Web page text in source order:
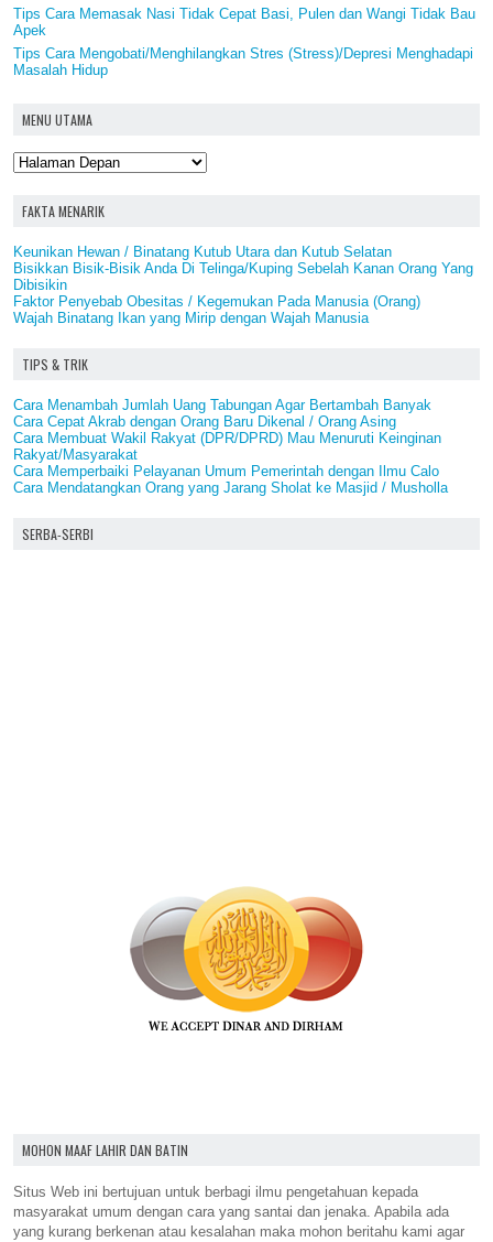
Tips Cara Memasak Nasi Tidak Cepat Basi, Pulen dan Wangi Tidak Bau
Apek
Tips Cara Mengobati/Menghilangkan Stres (Stress)/Depresi Menghadapi
Masalah Hidup
MENU UTAMA
FAKTA MENARIK
Keunikan Hewan / Binatang Kutub Utara dan Kutub Selatan
Bisikkan Bisik-Bisik Anda Di Telinga/Kuping Sebelah Kanan Orang Yang
Dibisikin
Faktor Penyebab Obesitas / Kegemukan Pada Manusia (Orang)
Wajah Binatang Ikan yang Mirip dengan Wajah Manusia
TIPS & TRIK
Cara Menambah Jumlah Uang Tabungan Agar Bertambah Banyak
Cara Cepat Akrab dengan Orang Baru Dikenal / Orang Asing
Cara Membuat Wakil Rakyat (DPR/DPRD) Mau Menuruti Keinginan
Rakyat/Masyarakat
Cara Memperbaiki Pelayanan Umum Pemerintah dengan Ilmu Calo
Cara Mendatangkan Orang yang Jarang Sholat ke Masjid / Musholla
SERBA-SERBI
MOHON MAAF LAHIR DAN BATIN
Situs Web ini bertujuan untuk berbagi ilmu pengetahuan kepada
masyarakat umum dengan cara yang santai dan jenaka. Apabila ada
yang kurang berkenan atau kesalahan maka mohon beritahu kami agar